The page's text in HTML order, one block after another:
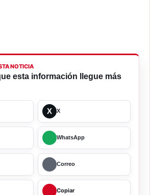
NOTICIA
esta información llegue más
X X
WhatsApp
Correo
Copiar